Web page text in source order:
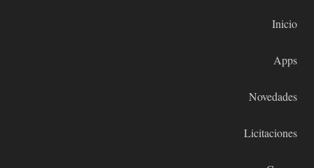
Inicio
Apps
Novedades
Licitaciones